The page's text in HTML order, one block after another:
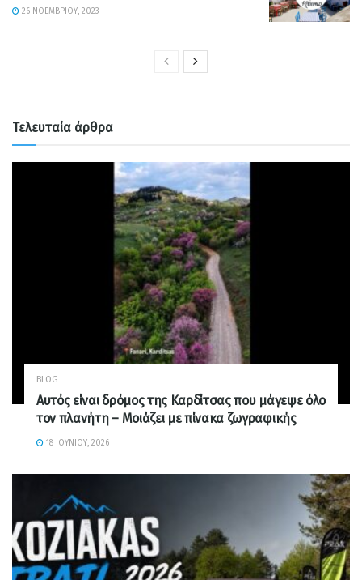
26 ΝΟΕΜΒΡΊΟΥ, 2023
Τελευταία άρθρα
BLOG
Αυτός είναι δρόμος της Καρδίτσας που μάγεψε όλο
τον πλανήτη – Μοιάζει με πίνακα ζωγραφικής
18 ΙΟΥΝΊΟΥ, 2026